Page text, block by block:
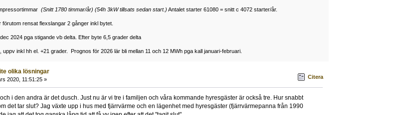
(Snitt 1780 timmar/år) (54h 3kW tillsats sedan start.) Antalet starter 61080 = snitt c 4072 starter/år.
rensat flexslangar 2 gånger inkl bytet.
2024 pga stigande vb delta. Efter byte 6,5 grader delta
inkl hh el. +21 grader. Prognos för 2026 lär bli mellan 11 och 12 MWh pga kall januari-februari.
olika lösningar
2020, 11:51:25 » Citera
i den andra är det dusch. Just nu är vi tre i familjen och våra kommande hyresgäster är också tre. Hur snabbt
det tar slut? Jag växte upp i hus med fjärrvärme och en lägenhet med hyresgäster (fjärrvärmepanna från 1990